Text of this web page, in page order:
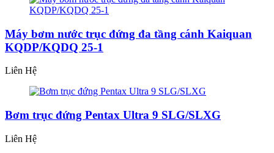
Máy bơm nước trục đứng đa tầng cánh Kaiquan
KQDP/KQDQ 25-1
Liên Hệ
Bơm trục đứng Pentax Ultra 9 SLG/SLXG
Liên Hệ